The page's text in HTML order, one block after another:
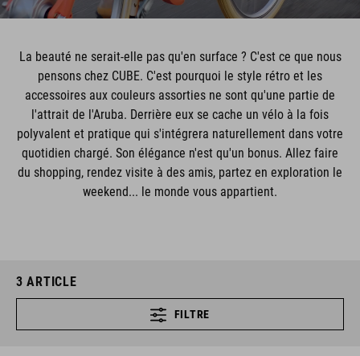
La beauté ne serait-elle pas qu'en surface ? C'est ce que nous
pensons chez CUBE. C'est pourquoi le style rétro et les
accessoires aux couleurs assorties ne sont qu'une partie de
l'attrait de l'Aruba. Derrière eux se cache un vélo à la fois
polyvalent et pratique qui s'intégrera naturellement dans votre
quotidien chargé. Son élégance n'est qu'un bonus. Allez faire
du shopping, rendez visite à des amis, partez en exploration le
weekend... le monde vous appartient.
3 ARTICLE
FILTRE